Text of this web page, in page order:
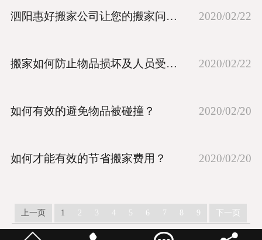
泗阳惠好搬家公司让您的搬家问题都迎刃而解 2020/02/22
搬家如何防止物品损坏及人员受伤呢? 2020/02/22
如何有效的避免物品被碰撞？ 2020/02/20
如何才能有效的节省搬家费用？ 2020/02/20
上一页 1 2 3 4 5 6 7 8 9 下一页